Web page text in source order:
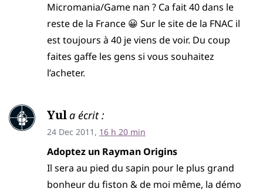
Micromania/Game nan ? Ca fait 40 dans le
reste de la France 😀 Sur le site de la FNAC il
est toujours à 40 je viens de voir. Du coup
faites gaffe les gens si vous souhaitez
l’acheter.
Yula écrit :
24 Dec 2011, 16 h 20 min
Adoptez un Rayman Origins
Il sera au pied du sapin pour le plus grand
bonheur du fiston & de moi même, la démo